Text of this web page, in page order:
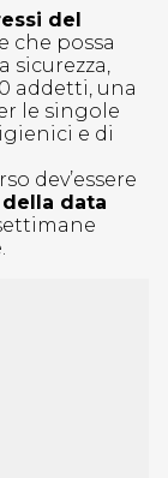
del
che possa
sicurezza,
addetti, una
le singole
e di
dev’essere
data